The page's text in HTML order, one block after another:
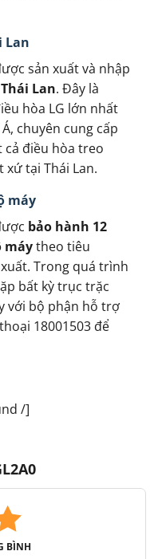
Lan
sản xuất và nhập
Thái Lan. Đây là
hòa LG lớn nhất
chuyên cung cấp
cả điều hòa treo
xứ tại Thái Lan.
máy
bảo hành 12
máytheo tiêu
Trong quá trình
bất kỳ trục trặc
với bộ phận hỗ trợ
18001503 để
/]
BÌNH